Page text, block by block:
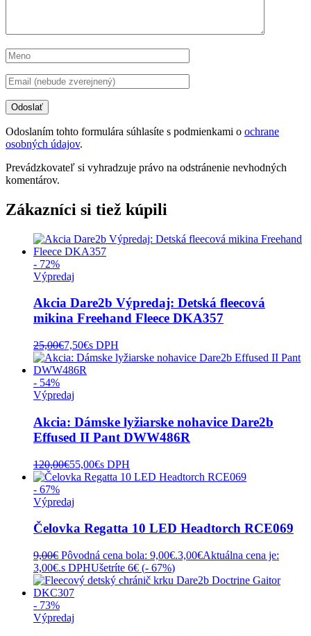
Odoslaním tohto formulára súhlasíte s podmienkami o ochrane
osobných údajov.
Prevádzkovateľ si vyhradzuje právo na odstránenie nevhodných
komentárov.
Zákazníci si tiež kúpili
- 72%
Výpredaj
Akcia Dare2b Výpredaj: Detská fleecová
mikina Freehand Fleece DKA357
25,00€7,50€s DPH
- 54%
Výpredaj
Akcia: Dámske lyžiarske nohavice Dare2b
Effused II Pant DWW486R
120,00€55,00€s DPH
- 67%
Výpredaj
Čelovka Regatta 10 LED Headtorch RCE069
9,00€ Pôvodná cena bola: 9,00€.3,00€Aktuálna cena je:
3,00€.s DPHUšetríte 6€ (- 67%)
- 73%
Výpredaj